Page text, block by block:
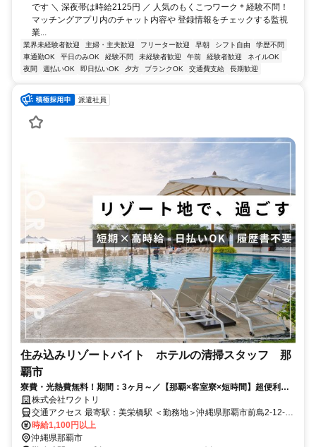
です ＼ 深夜帯は時給2125円 ／ 人気のもくこつワーク＊経験不問！
マッチングアプリ内のチャット内容や 登録情報をチェックする監視
業...
業界未経験者歓迎 主婦・主夫歓迎 フリーター歓迎 早朝 シフト自由
学歴不問
車通勤OK
平日のみOK 経験不問 未経験者歓迎 午前 経験者歓迎
ネイルOK
夜間
週払いOK 即日払いOK 夕方 ブランクOK 交通費支給 長期歓迎
派遣社員
住み込みリゾートバイト ホテルの清掃スタッフ 那
覇市
寮費・光熱費無料！期間：3ヶ月～／【那覇×客室寮×短時間】超便利な
エリアで住み込み◎2食無料で出費少ない♪
株式会社ワクトリ
交通アクセス 最寄駅：美栄橋駅 ＜勤務地＞沖縄県那覇市前島2-12-
5★寮完備・赴任交通費支給！ 【那覇空港より】 ゆいレールで那覇空
港⇒美栄橋駅（約15分） 駅から徒歩5分 ※ご自宅からの通勤も相談
時給1,100円以上
沖縄県那覇市